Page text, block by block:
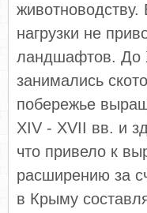
животноводству.
нагрузки не
ландшафтов. До
занимались
побережье
XIV - XVII вв. и
что привело к
расширению за
в Крыму